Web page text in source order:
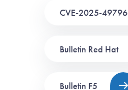
CVE-2025-49796
Bulletin Red Hat
Bulletin F5